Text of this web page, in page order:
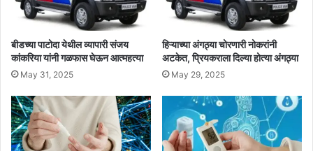
बीडच्या पाटोदा येथील व्यापारी संजय
कांकरिया यांनी गळफास घेऊन आत्महत्या
May 31, 2025
हिऱ्याच्या अंगठ्या चोरणारी नोकरांनी
अटकेत, प्रियकराला दिल्या होत्या अंगठ्या
May 29, 2025